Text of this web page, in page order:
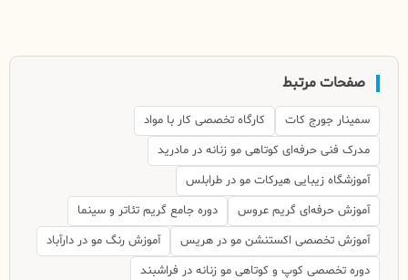
صفحات مرتبط
سمینار جورج کات
کارگاه تخصصی کار با مواد
مدرک فنی حرفه‌ای کوتاهی مو زنانه در مادرید
آموزشگاه زیبایی هیرکات مو در طرابلس
آموزش حرفه‌ای گریم عروس
دوره جامع گریم تئاتر و سینما
آموزش تخصصی اکستنشن مو در هریس
آموزش رنگ مو در دارآباد
دوره تخصصی کوپ و کوتاهی مو زنانه در فراشبند